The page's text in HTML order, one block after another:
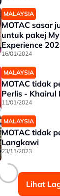
MALAYSIA
MOTAC sasar
untuk pakej
Experience
16/01/2024
MALAYSIA
MOTAC tidak
Perlis - Khairul
11/01/2024
MALAYSIA
MOTAC tidak
Langkawi
23/11/2023
Lihat